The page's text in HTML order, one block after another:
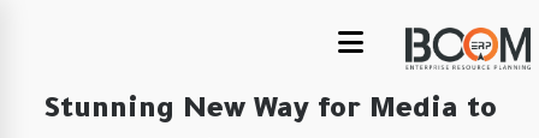
Stunning New Way for Media to